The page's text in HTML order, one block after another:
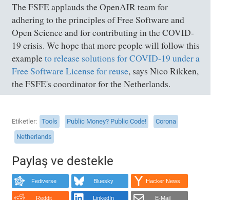
The FSFE applauds the OpenAIR team for
adhering to the principles of Free Software and
Open Science and for contributing in the COVID-
19 crisis. We hope that more people will follow this
exampleto release solutions for COVID-19 under a
Free Software License for reuse, says Nico Rikken,
the FSFE's coordinator for the Netherlands.
Etiketler Tools Public Money? Public Code!
Corona
Netherlands
Paylaş ve destekle
Fediverse Bluesky Hacker News
Reddit LinkedIn E-Mail